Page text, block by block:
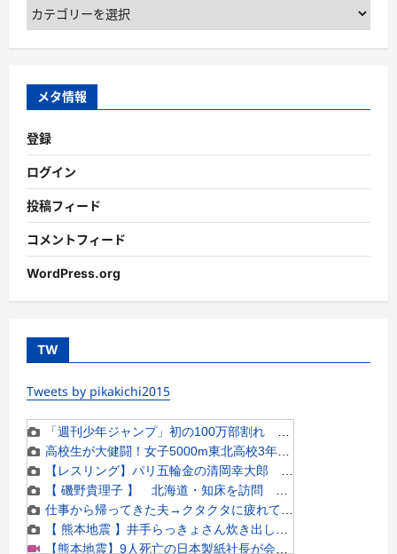
カ
テ
ゴ
ー
メタ情報
登録
ログイン
投稿フィード
コメントフィード
WordPress.org
TW
Tweets by pikakichi2015